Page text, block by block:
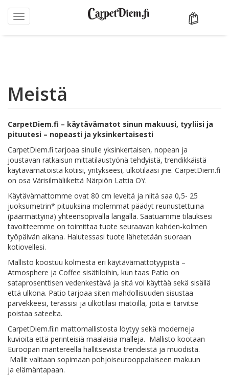
Toggle
navigation
Meistä
CarpetDiem.fi – käytävämatot sinun makuusi, tyyliisi ja
pituutesi – nopeasti ja yksinkertaisesti
CarpetDiem.fi tarjoaa sinulle yksinkertaisen, nopean ja
joustavan ratkaisun mittatilaustyönä tehdyistä, trendikkäistä
käytävämatoista kotiisi, yritykseesi, ulkotilaasi jne. CarpetDiem.fi
on osa Värisilmäliikettä Närpiön Lattia OY.
Käytävämattomme ovat 80 cm leveitä ja niitä saa 0,5- 25
juoksumetrin* pituuksina molemmat päädyt reunustettuina
(päärmättyinä) yhteensopivalla langalla. Saatuamme tilauksesi
tavoitteemme on toimittaa tuote seuraavan kahden-kolmen
työpäivän aikana. Halutessasi tuote lähetetään suoraan
kotiovellesi.
Mallisto koostuu kolmesta eri käytävämattotyypistä –
Atmosphere ja Coffee sisätiloihin, kun taas Patio on
sataprosenttisen vedenkestävä ja sitä voi käyttää sekä sisällä
että ulkona. Patio tarjoaa siten mahdollisuuden sisustaa
parvekkeesi, terassisi ja ulkotilasi matoilla, joita ei tarvitse
poistaa sateelta.
CarpetDiem.fi:n mattomallistosta löytyy sekä moderneja
kuvioita että perinteisiä maalaisia malleja. Mallisto kootaan
Euroopan mantereella hallitsevista trendeistä ja muodista.
Mallit valitaan sopimaan pohjoiseurooppalaiseen makuun
ja elämäntapaan.